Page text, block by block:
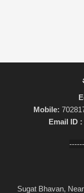
Mobile:
Email ID :
Sugat Bhavan,